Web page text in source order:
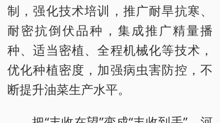
制，强化技术培训，推广耐旱抗寒、
耐密抗倒伏品种，集成推广精量播
种、适当密植、全程机械化等技术，
优化种植密度，加强病虫害防控，不
断提升油菜生产水平。